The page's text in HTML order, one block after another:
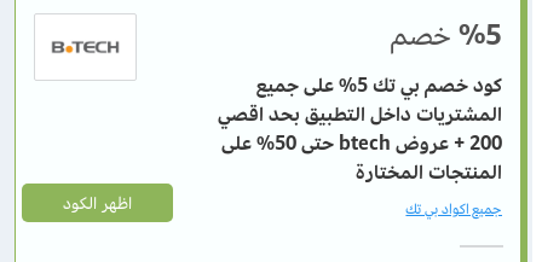
%5خصم
كود خصم بي تك 5% على جميع
المشتريات داخل التطبيق بحد اقصي
200 + عروض btech حتى 50% على
المنتجات المختارة
اظهر الكود جميع اكواد بي تك